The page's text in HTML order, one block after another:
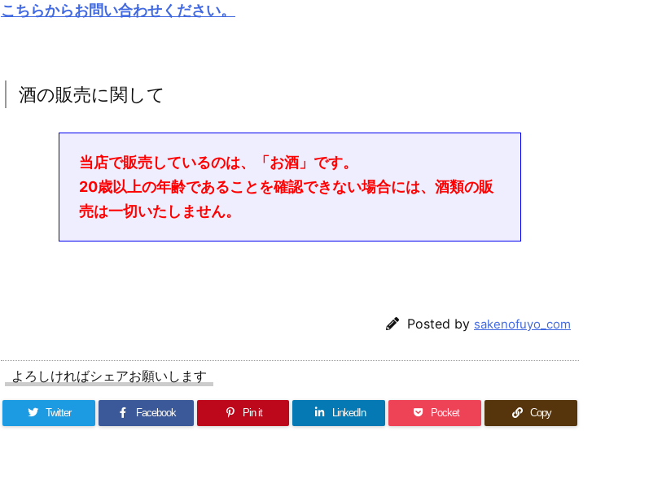
こちらからお問い合わせください。
酒の販売に関して
当店で販売しているのは、「お酒」です。
20歳以上の年齢であることを確認できない場合には、酒類の販
売は一切いたしません。
Posted by sakenofuyo_com
よろしければシェアお願いします
Twitter Facebook Pin it LinkedIn Pocket Copy